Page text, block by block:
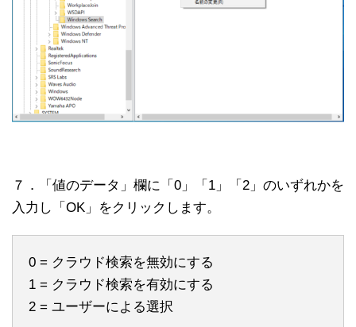
７．「値のデータ」欄に「0」「1」「2」のいずれかを
入力し「OK」をクリックします。
0 = クラウド検索を無効にする
1 = クラウド検索を有効にする
2 = ユーザーによる選択